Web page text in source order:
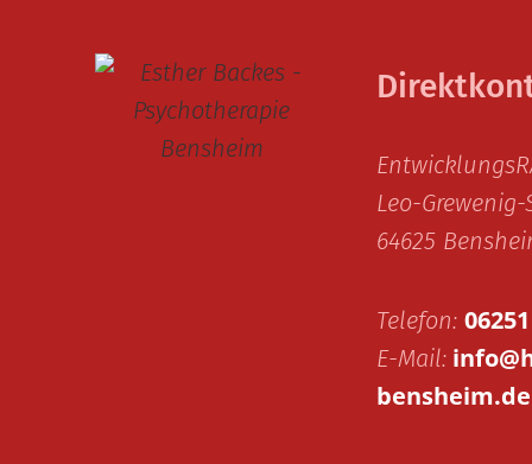
Leo-Grewenig-
64625
Telefon:
E-Mail:
bensheim.de